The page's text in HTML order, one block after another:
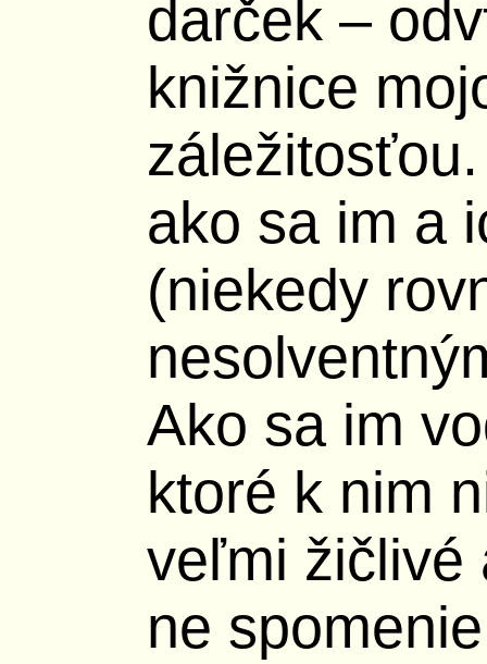
darček –
knižnice
ako sa im a
(niekedy
Ako sa im
ktoré k nim
veľmi žičlivé
ne